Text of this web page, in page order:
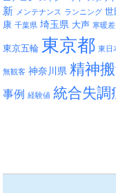
新 メンテナンス ランニング 世
康 千葉県 埼玉県 大声 寒暖差
東京五輪 東京都 東日
無観客 神奈川県 精神
事例
経験値 統合失調